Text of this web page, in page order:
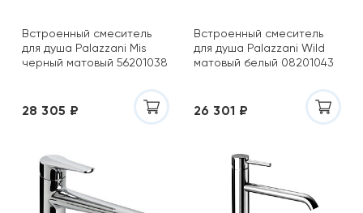
Встроенный смеситель
для душа Palazzani Mis
черный матовый 56201038
28 305 ₽
Встроенный смеситель
для душа Palazzani Wild
матовый белый 08201043
26 301 ₽